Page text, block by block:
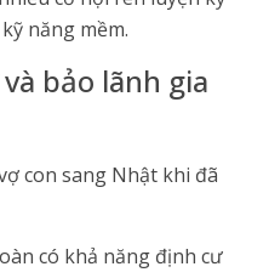
năng mềm.
bảo lãnh gia
con sang Nhật khi đã
có khả năng định cư